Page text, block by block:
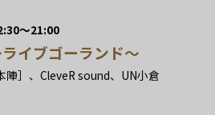
〜21:00
イブゴーランド〜
陣］、CleveR sound、UN小倉